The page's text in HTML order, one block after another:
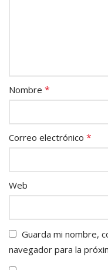
Nombre *
Correo electrónico *
Web
Guarda mi nombre,
navegador para la